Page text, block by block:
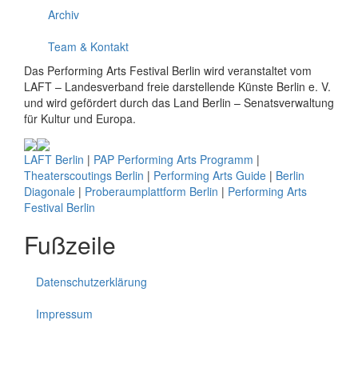
Archiv
Team & Kontakt
Das Performing Arts Festival Berlin wird veranstaltet vom
LAFT – Landesverband freie darstellende Künste Berlin e. V.
und wird gefördert durch das Land Berlin – Senatsverwaltung
für Kultur und Europa.
LAFT Berlin | PAP Performing Arts Programm |
Theaterscoutings Berlin | Performing Arts Guide | Berlin
Diagonale | Proberaumplattform Berlin | Performing Arts
Festival Berlin
Fußzeile
Datenschutzerklärung
Impressum